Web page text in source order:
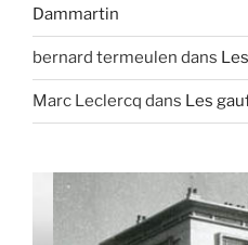
Dammartin
bernard termeulen dans
Marc Leclercq dans Les